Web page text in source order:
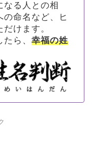
なる人との相
命名など、ヒ
けます。
ら、 幸福の姓